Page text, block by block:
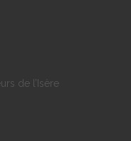
de l’Isère